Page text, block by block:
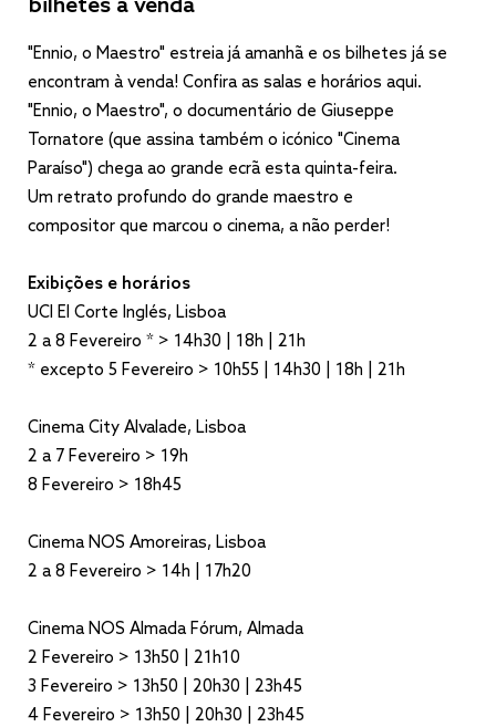
bilhetes à venda
"Ennio, o Maestro" estreia já amanhã e os bilhetes já se
encontram à venda! Confira as salas e horários aqui.
"Ennio, o Maestro", o documentário de Giuseppe
Tornatore (que assina também o icónico "Cinema
Paraíso") chega ao grande ecrã esta quinta-feira.
Um retrato profundo do grande maestro e
compositor que marcou o cinema, a não perder!
Exibições e horários
UCI El Corte Inglés, Lisboa
2 a 8 Fevereiro * > 14h30 | 18h | 21h
* excepto 5 Fevereiro > 10h55 | 14h30 | 18h | 21h
Cinema City Alvalade, Lisboa
2 a 7 Fevereiro > 19h
8 Fevereiro > 18h45
Cinema NOS Amoreiras, Lisboa
2 a 8 Fevereiro > 14h | 17h20
Cinema NOS Almada Fórum, Almada
2 Fevereiro > 13h50 | 21h10
3 Fevereiro > 13h50 | 20h30 | 23h45
4 Fevereiro > 13h50 | 20h30 | 23h45